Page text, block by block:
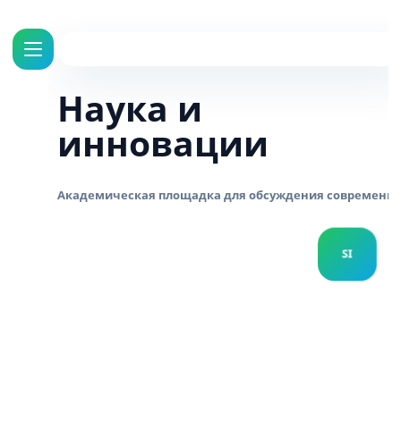
Наука и
инновации